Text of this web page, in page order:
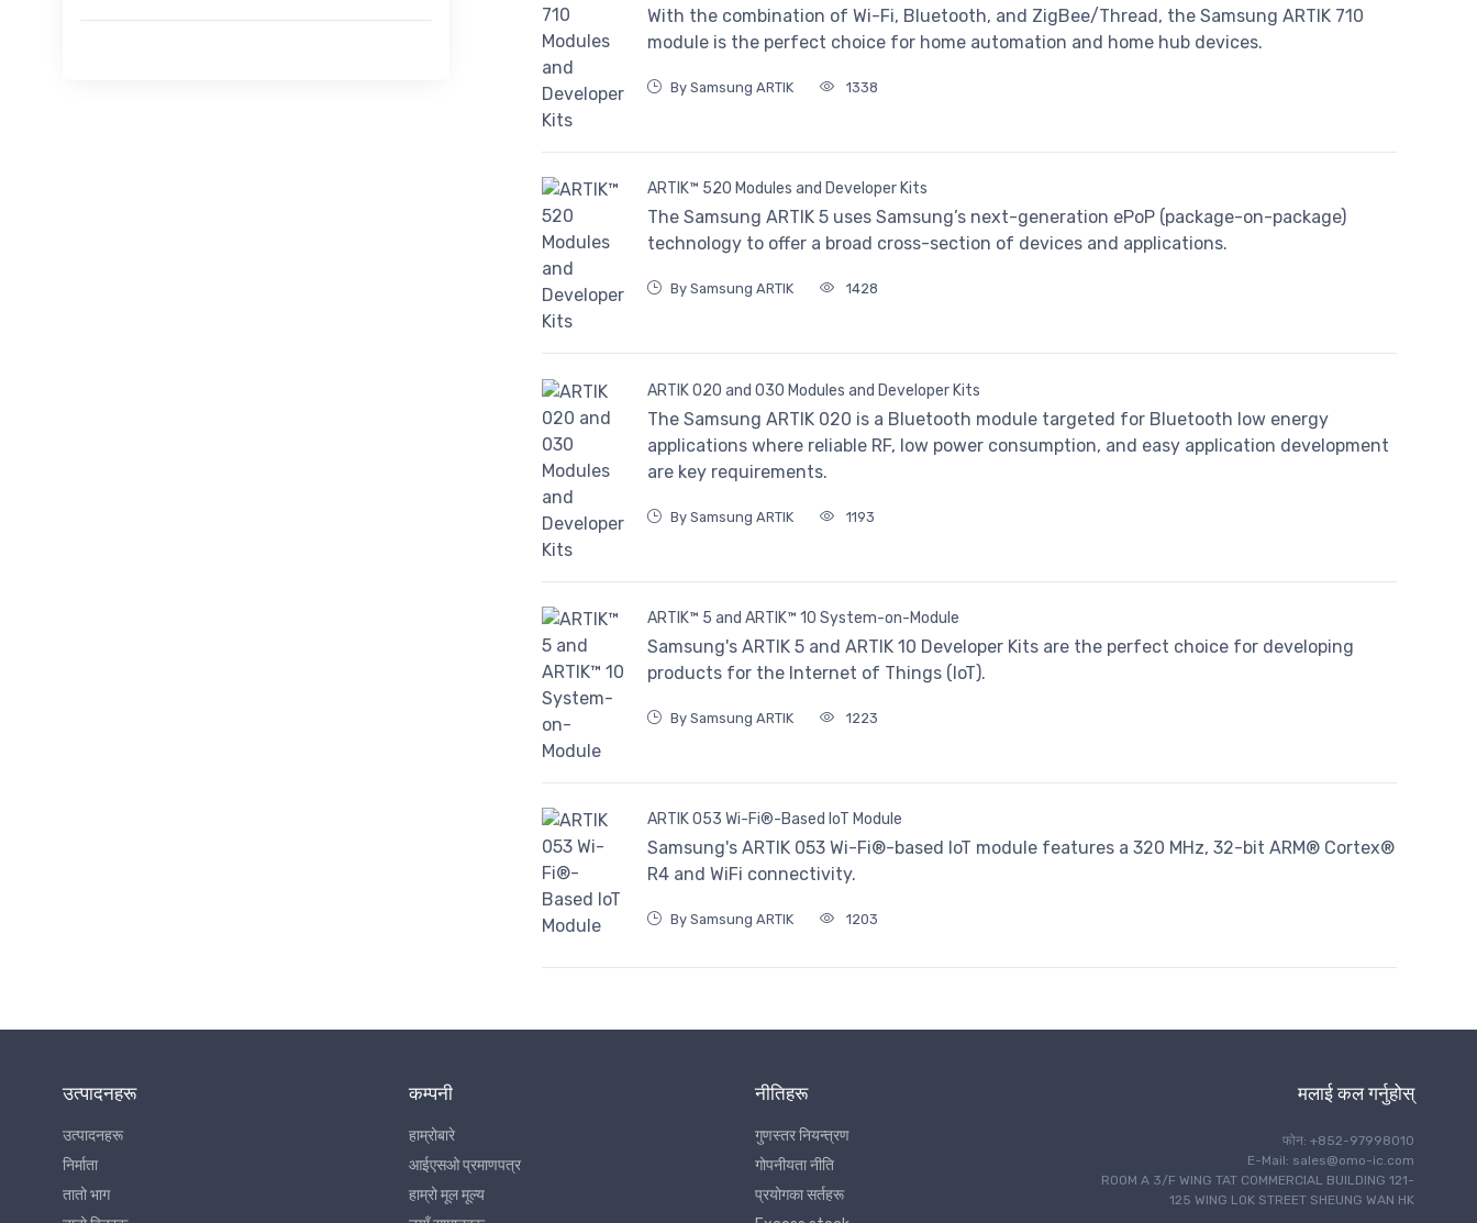
With the combination of Wi-Fi, Bluetooth, and ZigBee/Thread, the Samsung ARTIK 710
module is the perfect choice for home automation and home hub devices.
By Samsung ARTIK 1338
ARTIK™ 520 Modules and Developer Kits
The Samsung ARTIK 5 uses Samsung’s next-generation ePoP (package-on-package)
technology to offer a broad cross-section of devices and applications.
By Samsung ARTIK 1428
ARTIK 020 and 030 Modules and Developer Kits
The Samsung ARTIK 020 is a Bluetooth module targeted for Bluetooth low energy
applications where reliable RF, low power consumption, and easy application development
are key requirements.
By Samsung ARTIK 1193
ARTIK™ 5 and ARTIK™ 10 System-on-Module
Samsung's ARTIK 5 and ARTIK 10 Developer Kits are the perfect choice for developing
products for the Internet of Things (IoT).
By Samsung ARTIK 1223
ARTIK 053 Wi-Fi®-Based IoT Module
Samsung's ARTIK 053 Wi-Fi®-based IoT module features a 320 MHz, 32-bit ARM® Cortex®
R4 and WiFi connectivity.
By Samsung ARTIK 1203
उत्पादनहरू
उत्पादनहरू
निर्माता
तातो भाग
कम्पनी
हाम्रोबारे
आईएसओ प्रमाणपत्र
हाम्रो मूल मूल्य
नीतिहरू
गुणस्तर नियन्त्रण
गोपनीयता नीति
प्रयोगका सर्तहरू
मलाई कल गर्नुहोस्
फोन: +852-97998010
E-Mail: sales@omo-ic.com
ROOM A 3/F WING TAT COMMERCIAL BUILDING 121-
125 WING LOK STREET SHEUNG WAN HK